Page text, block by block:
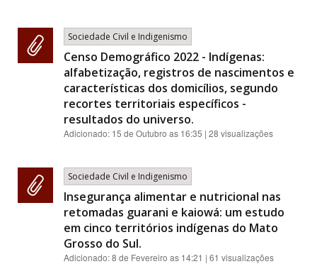
Sociedade Civil e Indigenismo
Censo Demográfico 2022 - Indígenas:
alfabetização, registros de nascimentos e
características dos domicílios, segundo
recortes territoriais específicos -
resultados do universo.
Adicionado: 15 de Outubro as 16:35 | 28 visualizações
Sociedade Civil e Indigenismo
Insegurança alimentar e nutricional nas
retomadas guarani e kaiowá: um estudo
em cinco territórios indígenas do Mato
Grosso do Sul.
Adicionado:8 de Fevereiro as 14:21 | 61 visualizações